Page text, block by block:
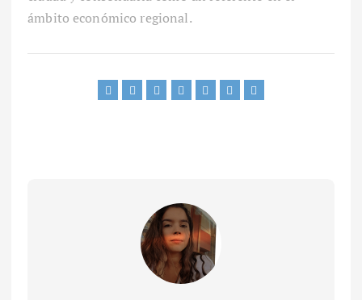
ámbito económico regional.